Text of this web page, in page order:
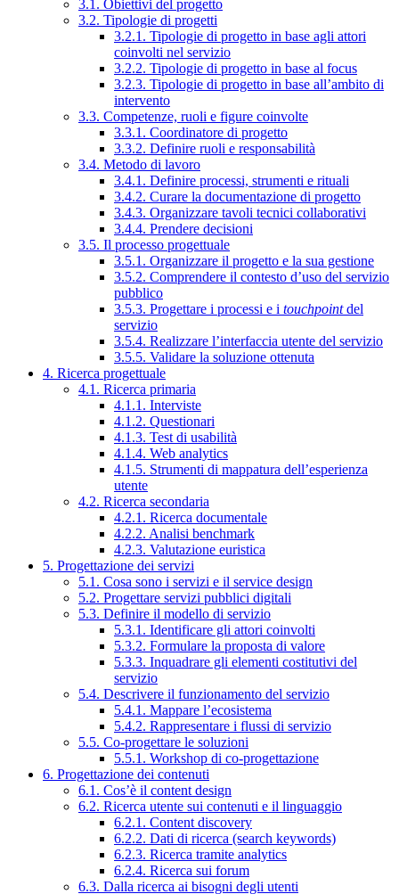
3.1. Obiettivi del progetto
3.2. Tipologie di progetti
3.2.1. Tipologie di progetto in base agli attori
coinvolti nel servizio
3.2.2. Tipologie di progetto in base al focus
3.2.3. Tipologie di progetto in base all’ambito di
intervento
3.3. Competenze, ruoli e figure coinvolte
3.3.1. Coordinatore di progetto
3.3.2. Definire ruoli e responsabilità
3.4. Metodo di lavoro
3.4.1. Definire processi, strumenti e rituali
3.4.2. Curare la documentazione di progetto
3.4.3. Organizzare tavoli tecnici collaborativi
3.4.4. Prendere decisioni
3.5. Il processo progettuale
3.5.1. Organizzare il progetto e la sua gestione
3.5.2. Comprendere il contesto d’uso del servizio
pubblico
3.5.3. Progettare i processi e i touchpointdel
servizio
3.5.4. Realizzare l’interfaccia utente del servizio
3.5.5. Validare la soluzione ottenuta
4. Ricerca progettuale
4.1. Ricerca primaria
4.1.1. Interviste
4.1.2. Questionari
4.1.3. Test di usabilità
4.1.4. Web analytics
4.1.5. Strumenti di mappatura dell’esperienza
utente
4.2. Ricerca secondaria
4.2.1. Ricerca documentale
4.2.2. Analisi benchmark
4.2.3. Valutazione euristica
5. Progettazione dei servizi
5.1. Cosa sono i servizi e il service design
5.2. Progettare servizi pubblici digitali
5.3. Definire il modello di servizio
5.3.1. Identificare gli attori coinvolti
5.3.2. Formulare la proposta di valore
5.3.3. Inquadrare gli elementi costitutivi del
servizio
5.4. Descrivere il funzionamento del servizio
5.4.1. Mappare l’ecosistema
5.4.2. Rappresentare i flussi di servizio
5.5. Co-progettare le soluzioni
5.5.1. Workshop di co-progettazione
6. Progettazione dei contenuti
6.1. Cos’è il content design
6.2. Ricerca utente sui contenuti e il linguaggio
6.2.1. Content discovery
6.2.2. Dati di ricerca (search keywords)
6.2.3. Ricerca tramite analytics
6.2.4. Ricerca sui forum
6.3. Dalla ricerca ai bisogni degli utenti